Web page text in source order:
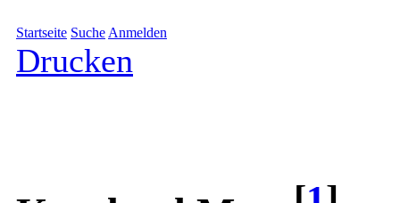
Startseite Suche Anmelden
Drucken